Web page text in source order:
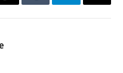
ThreadsTumblrTelegramEmail